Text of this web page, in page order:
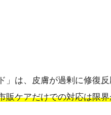
は、皮膚が過剰に修復
販ケアだけでの対応は限